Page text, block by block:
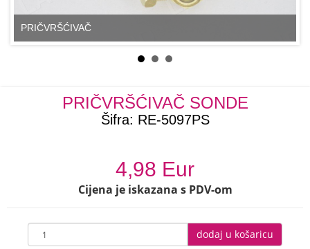
PRIČVRŠĆIVAČ
PRIČVRŠĆIVAČ SONDE
Šifra: RE-5097PS
4,98 Eur
Cijena je iskazana s PDV-om
dodaj u košaricu